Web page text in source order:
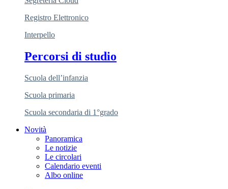
Registro Elettronico
Interpello
Percorsi di studio
Scuola dell’infanzia
Scuola primaria
Scuola secondaria di 1°grado
Novità
Panoramica
Le notizie
Le circolari
Calendario eventi
Albo online